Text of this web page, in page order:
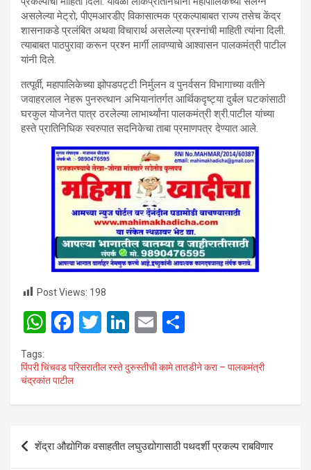
असलेल्या मेट्रो, पीएमआरडीए विकासात्मक प्रकल्पाबाबत राज्य तसेच केंद्र
शासनाकडे प्रलंबित अथवा विचारार्थ असलेल्या प्रश्नांची माहिती त्यांना दिली.
त्याबाबत पाठपुरावा करून प्रश्न मार्गी लावण्याचे आश्वासन पालकमंत्री पाटील
यांनी दिले.
तत्पूर्वी, महापालिकेच्या झोपडपट्टी निर्मुलन व पुनर्वसन विभागाच्या वतीने
जवाहरलाल नेहरू पुनरुत्थान अभियानांतर्गत आर्थिकदृष्ट्या दुर्बल घटकांसाठी
घरकुल योजनेत पात्र ठरलेल्या लाभार्थ्यांना पालकमंत्री श्री.पाटील यांच्या
हस्ते प्रातिनिधिक स्वरुपात सदनिकेचा ताबा प्रमाणपत्र देण्यात आले.
Post Views: 198
W
at
s
A
p
F
ce
o
k
T
tt
Li
ke
n
E
ail ar
Tags:
पिंपरी चिंचवड परिसरातील रस्ते दुरुस्तीची कामे तातडीने करा – पालकमंत्री
चंद्रकांत पाटील
Post
navigation
शेंद्रा औद्योगिक वसाहतीत लघुउद्योगासाठी पथदर्शी प्रकल्प राबविणार